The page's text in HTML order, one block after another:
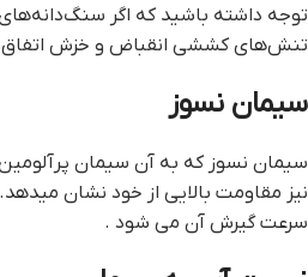
توجه داشته باشید که اگر
تنش‌های کششی انقباض و خزش اتفاق
سیمان نسوز
سیمان نسوز که به آن سیمان پرآلومین
نیز مقاومت بالایی از خود نشان
سرعت گیرش آن می شود .